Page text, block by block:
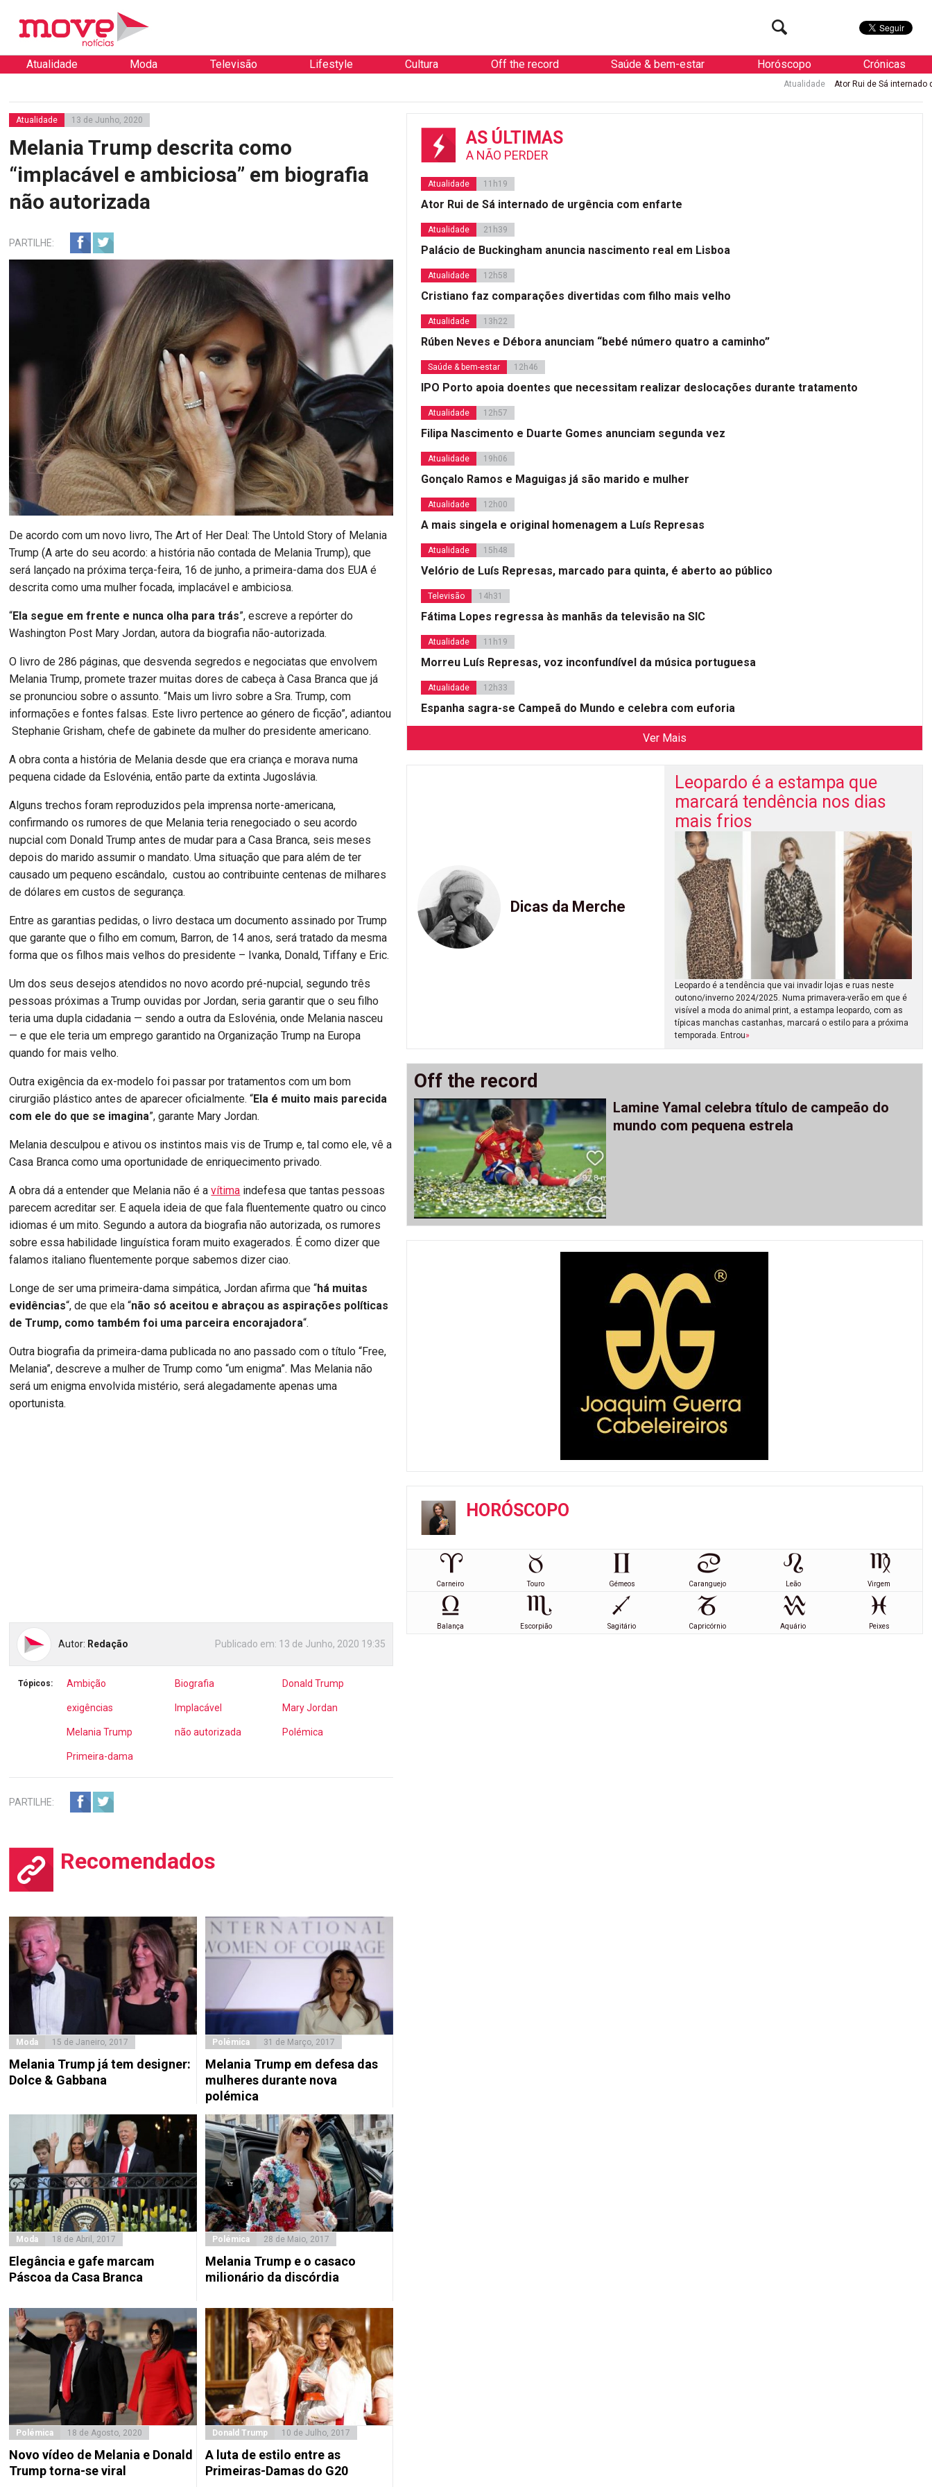
Atualidade Moda Televisão Lifestyle Cultura Off the record Saúde & bem-estar Horóscopo Crónicas
Ator Rui de Sá internado de urgência com
Atualidade 13 de Junho, 2020
Melania Trump descrita como
“implacável e ambiciosa” em biografia
não autorizada
PARTILHE:
De acordo com um novo livro, The Art of Her Deal: The Untold Story of Melania
Trump (A arte do seu acordo: a história não contada de Melania Trump), que
será lançado na próxima terça-feira, 16 de junho, a primeira-dama dos EUA é
descrita como uma mulher focada, implacável e ambiciosa.
“Ela segue em frente e nunca olha para trás”, escreve a repórter do
Washington Post Mary Jordan, autora da biografia não-autorizada.
O livro de 286 páginas, que desvenda segredos e negociatas que envolvem
Melania Trump, promete trazer muitas dores de cabeça à Casa Branca que já
se pronunciou sobre o assunto. “Mais um livro sobre a Sra. Trump, com
informações e fontes falsas. Este livro pertence ao género de ficção”, adiantou
Stephanie Grisham, chefe de gabinete da mulher do presidente americano.
A obra conta a história de Melania desde que era criança e morava numa
pequena cidade da Eslovénia, então parte da extinta Jugoslávia.
Alguns trechos foram reproduzidos pela imprensa norte-americana,
confirmando os rumores de que Melania teria renegociado o seu acordo
nupcial com Donald Trump antes de mudar para a Casa Branca, seis meses
depois do marido assumir o mandato. Uma situação que para além de ter
causado um pequeno escândalo, custou ao contribuinte centenas de milhares
de dólares em custos de segurança.
Entre as garantias pedidas, o livro destaca um documento assinado por Trump
que garante que o filho em comum, Barron, de 14 anos, será tratado da mesma
forma que os filhos mais velhos do presidente – Ivanka, Donald, Tiffany e Eric.
Um dos seus desejos atendidos no novo acordo pré-nupcial, segundo três
pessoas próximas a Trump ouvidas por Jordan, seria garantir que o seu filho
teria uma dupla cidadania — sendo a outra da Eslovénia, onde Melania nasceu
— e que ele teria um emprego garantido na Organização Trump na Europa
quando for mais velho.
Outra exigência da ex-modelo foi passar por tratamentos com um bom
cirurgião plástico antes de aparecer oficialmente. “Ela é muito mais parecida
com ele do que se imagina”, garante Mary Jordan.
Melania desculpou e ativou os instintos mais vis de Trump e, tal como ele, vê a
Casa Branca como uma oportunidade de enriquecimento privado.
A obra dá a entender que Melania não é avítima indefesa que tantas pessoas
parecem acreditar ser. E aquela ideia de que fala fluentemente quatro ou cinco
idiomas é um mito. Segundo a autora da biografia não autorizada, os rumores
sobre essa habilidade linguística foram muito exagerados. É como dizer que
falamos italiano fluentemente porque sabemos dizer ciao.
Longe de ser uma primeira-dama simpática, Jordan afirma que “há muitas
evidências“, de que ela “não só aceitou e abraçou as aspirações políticas
de Trump, como também foi uma parceira encorajadora“.
Outra biografia da primeira-dama publicada no ano passado com o título “Free,
Melania”, descreve a mulher de Trump como “um enigma”. Mas Melania não
será um enigma envolvida mistério, será alegadamente apenas uma
oportunista.
Autor: Redação Publicado em: 13 de Junho, 2020 19:35
Tópicos: Ambição Biografia Donald Trump
exigências Implacável Mary Jordan
Melania Trump não autorizada Polémica
Primeira-dama
PARTILHE:
Recomendados
Moda 15 de Janeiro, 2017
Melania Trump já tem designer:
Dolce & Gabbana
Polémica 31 de Março, 2017
Melania Trump em defesa das
mulheres durante nova
polémica
Moda 18 de Abril, 2017
Elegância e gafe marcam
Páscoa da Casa Branca
Polémica 28 de Maio, 2017
Melania Trump e o casaco
milionário da discórdia
Polémica 18 de Agosto, 2020
Novo vídeo de Melania e Donald
Trump torna-se viral
Donald Trump 10 de Julho, 2017
A luta de estilo entre as
Primeiras-Damas do G20
AS ÚLTIMAS
A NÃO PERDER
Atualidade 11h19
Ator Rui de Sá internado de urgência com enfarte
Atualidade 21h39
Palácio de Buckingham anuncia nascimento real em Lisboa
Atualidade 12h58
Cristiano faz comparações divertidas com filho mais velho
Atualidade 13h22
Rúben Neves e Débora anunciam “bebé número quatro a caminho”
Saúde & bem-estar 12h46
IPO Porto apoia doentes que necessitam realizar deslocações durante tratamento
Atualidade 12h57
Filipa Nascimento e Duarte Gomes anunciam segunda vez
Atualidade 19h06
Gonçalo Ramos e Maguigas já são marido e mulher
Atualidade 12h00
A mais singela e original homenagem a Luís Represas
Atualidade 15h48
Velório de Luís Represas, marcado para quinta, é aberto ao público
Televisão 14h31
Fátima Lopes regressa às manhãs da televisão na SIC
Atualidade 11h19
Morreu Luís Represas, voz inconfundível da música portuguesa
Atualidade 12h33
Espanha sagra-se Campeã do Mundo e celebra com euforia
Ver Mais
Dicas da Merche
Leopardo é a estampa que
marcará tendência nos dias
mais frios
Leopardo é a tendência que vai invadir lojas e ruas neste
outono/inverno 2024/2025. Numa primavera-verão em que é
visível a moda do animal print, a estampa leopardo, com as
típicas manchas castanhas, marcará o estilo para a próxima
temporada. Entrou»
Off the record
Lamine Yamal celebra título de campeão do
mundo com pequena estrela
HORÓSCOPO
Carneiro Touro Gémeos Caranguejo Leão Virgem
Balança Escorpião Sagitário Capricórnio Aquário Peixes